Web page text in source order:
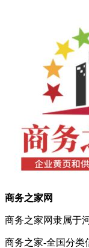
商务之家网
商务之家网隶属于
商务之家-全国分类